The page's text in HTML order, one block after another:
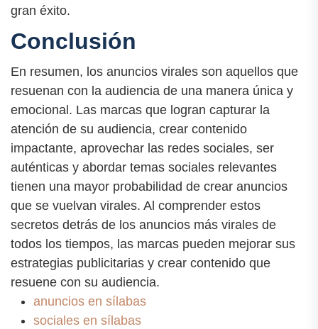
gran éxito.
Conclusión
En resumen, los anuncios virales son aquellos que
resuenan con la audiencia de una manera única y
emocional. Las marcas que logran capturar la
atención de su audiencia, crear contenido
impactante, aprovechar las redes sociales, ser
auténticas y abordar temas sociales relevantes
tienen una mayor probabilidad de crear anuncios
que se vuelvan virales. Al comprender estos
secretos detrás de los anuncios más virales de
todos los tiempos, las marcas pueden mejorar sus
estrategias publicitarias y crear contenido que
resuene con su audiencia.
anuncios en sílabas
sociales en sílabas